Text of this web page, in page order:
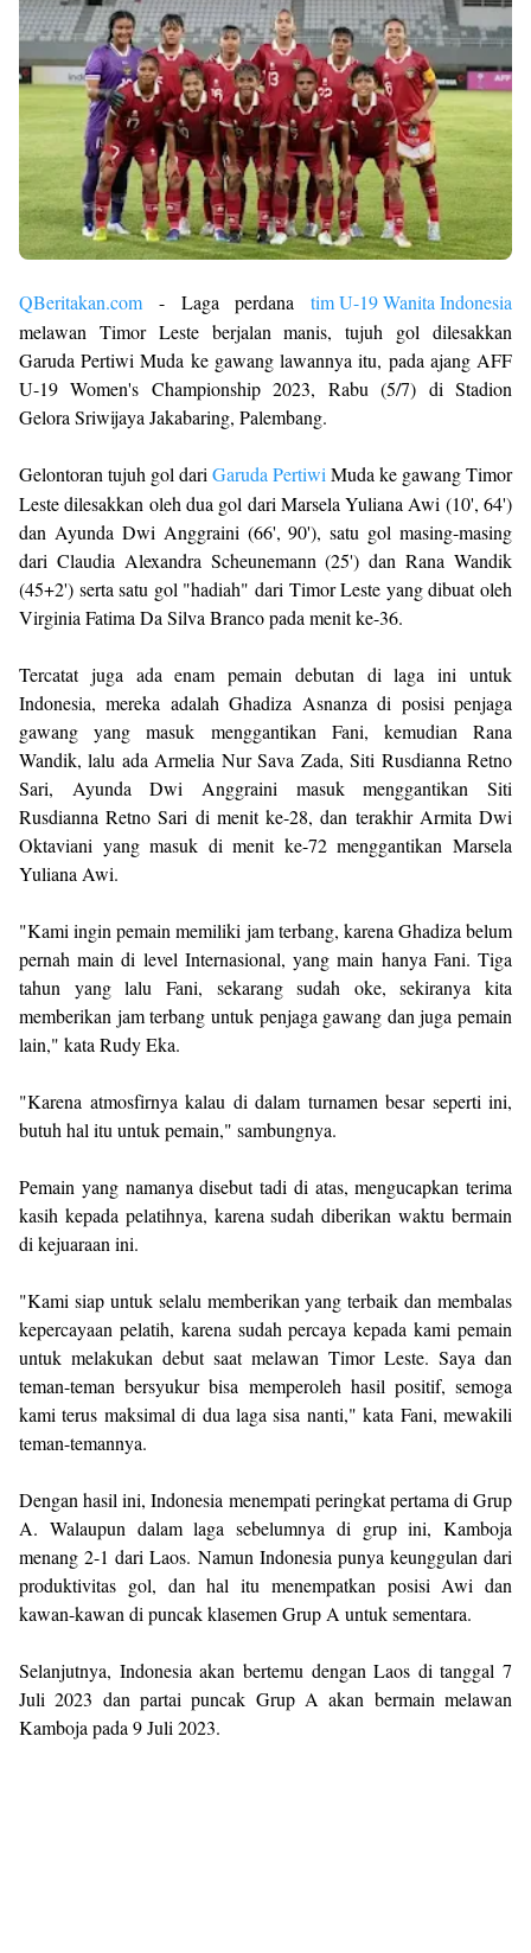
QBeritakan.com - Laga perdana tim U-19 Wanita Indonesia
melawan Timor Leste berjalan manis, tujuh gol dilesakkan
Garuda Pertiwi Muda ke gawang lawannya itu, pada ajang AFF
U-19 Women's Championship 2023, Rabu (5/7) di Stadion
Gelora Sriwijaya Jakabaring, Palembang.
Gelontoran tujuh gol dari Garuda Pertiwi Muda ke gawang Timor
Leste dilesakkan oleh dua gol dari Marsela Yuliana Awi (10', 64')
dan Ayunda Dwi Anggraini (66', 90'), satu gol masing-masing
dari Claudia Alexandra Scheunemann (25') dan Rana Wandik
(45+2') serta satu gol "hadiah" dari Timor Leste yang dibuat oleh
Virginia Fatima Da Silva Branco pada menit ke-36.
Tercatat juga ada enam pemain debutan di laga ini untuk
Indonesia, mereka adalah Ghadiza Asnanza di posisi penjaga
gawang yang masuk menggantikan Fani, kemudian Rana
Wandik, lalu ada Armelia Nur Sava Zada, Siti Rusdianna Retno
Sari, Ayunda Dwi Anggraini masuk menggantikan Siti
Rusdianna Retno Sari di menit ke-28, dan terakhir Armita Dwi
Oktaviani yang masuk di menit ke-72 menggantikan Marsela
Yuliana Awi.
"Kami ingin pemain memiliki jam terbang, karena Ghadiza belum
pernah main di level Internasional, yang main hanya Fani. Tiga
tahun yang lalu Fani, sekarang sudah oke, sekiranya kita
memberikan jam terbang untuk penjaga gawang dan juga pemain
lain," kata Rudy Eka.
"Karena atmosfirnya kalau di dalam turnamen besar seperti ini,
butuh hal itu untuk pemain," sambungnya.
Pemain yang namanya disebut tadi di atas, mengucapkan terima
kasih kepada pelatihnya, karena sudah diberikan waktu bermain
di kejuaraan ini.
"Kami siap untuk selalu memberikan yang terbaik dan membalas
kepercayaan pelatih, karena sudah percaya kepada kami pemain
untuk melakukan debut saat melawan Timor Leste. Saya dan
teman-teman bersyukur bisa memperoleh hasil positif, semoga
kami terus maksimal di dua laga sisa nanti," kata Fani, mewakili
teman-temannya.
Dengan hasil ini, Indonesia menempati peringkat pertama di Grup
A. Walaupun dalam laga sebelumnya di grup ini, Kamboja
menang 2-1 dari Laos. Namun Indonesia punya keunggulan dari
produktivitas gol, dan hal itu menempatkan posisi Awi dan
kawan-kawan di puncak klasemen Grup A untuk sementara.
Selanjutnya, Indonesia akan bertemu dengan Laos di tanggal 7
Juli 2023 dan partai puncak Grup A akan bermain melawan
Kamboja pada 9 Juli 2023.